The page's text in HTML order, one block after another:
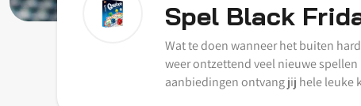
Spel Black
Wat te doen wanneer het buiten
weer ontzettend veel nieuwe
aanbiedingen ontvang jij hele leuke